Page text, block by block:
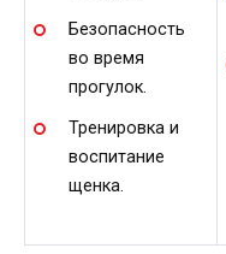
Безопасность
во время
прогулок.
Тренировка и
воспитание
щенка.